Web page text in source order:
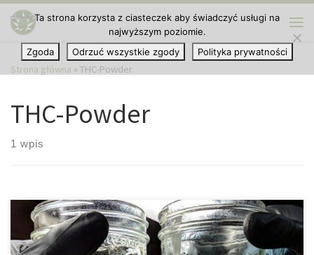
Przejdź do treści
Strona główna » THC-Powder
THC-Powder
1 wpis
Wysokoskoncentrowane Ekstrakty Konopne Diamenty, szafiry,
Ta strona korzysta z ciasteczek aby świadczyć usługi na
najwyższym poziomie.
Zgoda
Odrzuć wszystkie zgody Polityka prywatności